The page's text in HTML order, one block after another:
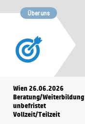
Über uns
Wien 26.06.2026
Beratung/Weiterbildung
unbefristet
Vollzeit/Teilzeit